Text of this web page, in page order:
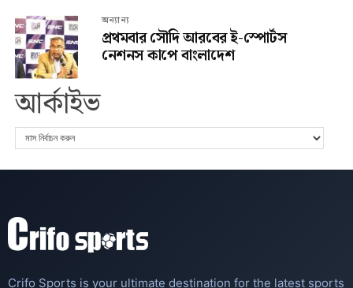
অন্যান্য
প্রথমবার সৌদি আরবের ই-স্পোর্টস
নেশনস কাপে বাংলাদেশ
আর্কাইভ
Crifo Sports is your ultimate destination for the latest sports